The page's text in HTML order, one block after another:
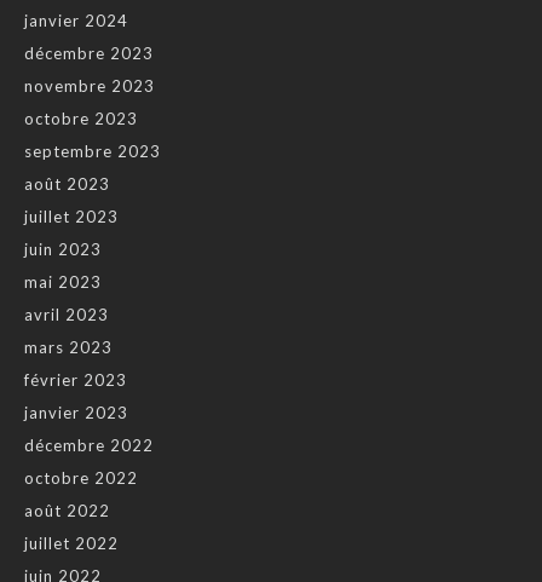
janvier 2024
décembre 2023
novembre 2023
octobre 2023
septembre 2023
août 2023
juillet 2023
juin 2023
mai 2023
avril 2023
mars 2023
février 2023
janvier 2023
décembre 2022
octobre 2022
août 2022
juillet 2022
juin 2022